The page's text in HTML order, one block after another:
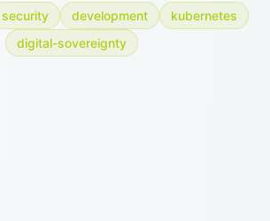
security development
kubernetes
digital-sovereignty